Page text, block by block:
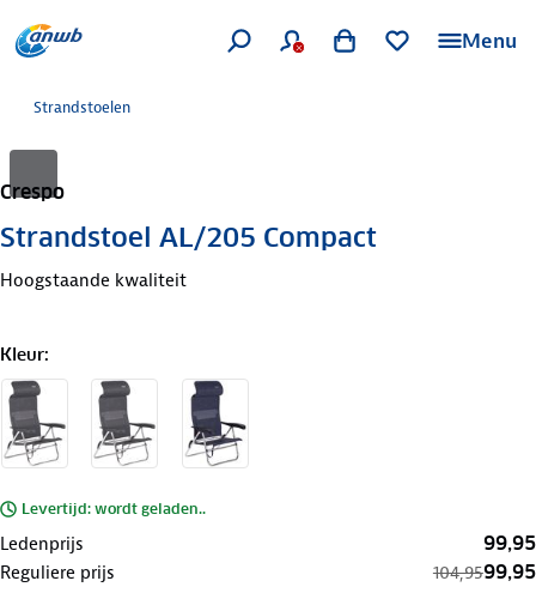
Menu
Strandstoelen
Crespo
Strandstoel AL/205 Compact
Hoogstaande kwaliteit
Kleur:
Levertijd: wordt geladen..
Ledenprijs 99,95
Reguliere prijs 104,9599,95